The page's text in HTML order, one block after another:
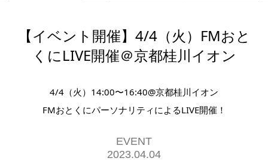
【イベント開催】4/4（火）FMおと
くにLIVE開催＠京都桂川イオン
4/4（火）14:00〜16:40@京都桂川イオン
FMおとくにパーソナリティによるLIVE開催！
EVENT
2023.04.04